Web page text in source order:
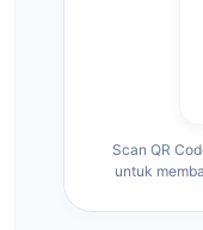
Scan QR
untuk